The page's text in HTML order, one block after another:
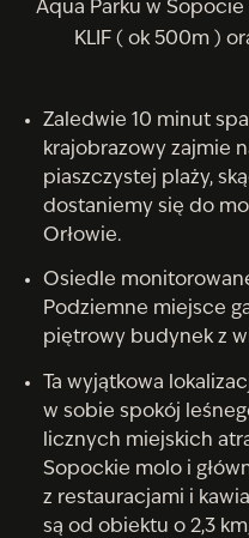
Aqua Parku w
KLIF ( ok 500m )
Zaledwie 10 minut
krajobrazowy zajmie
piaszczystej plaży,
dostaniemy się do
Orłowie.
Osiedle
Podziemne miejsce
piętrowy budynek z
Ta wyjątkowa
w sobie spokój
licznych miejskich
Sopockie molo i
z restauracjami i
są od obiektu o 2,3